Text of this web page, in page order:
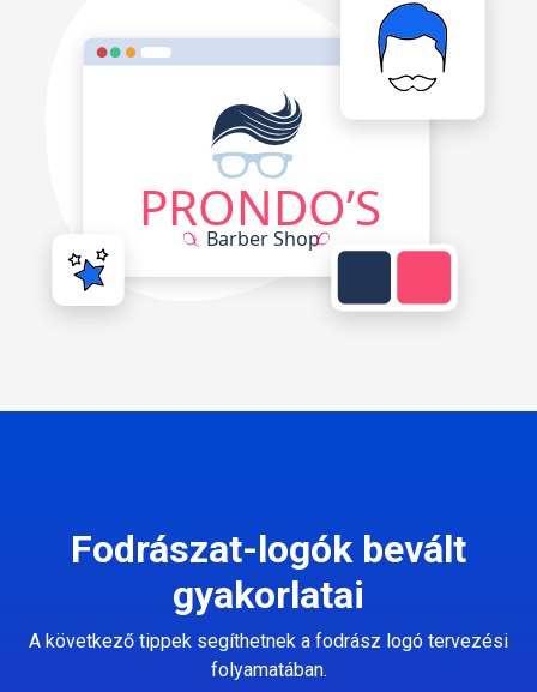
Fodrászat-logók bevált
gyakorlatai
A következő tippek segíthetnek a fodrász logó tervezési
folyamatában.